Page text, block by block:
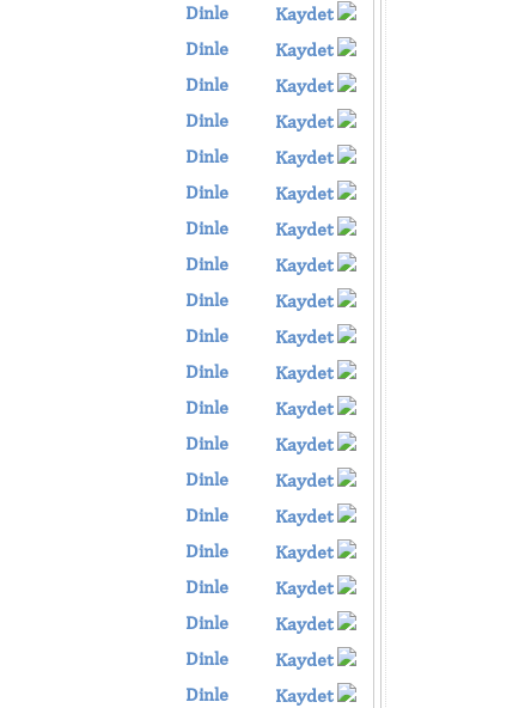
Dinle
Kaydet
Dinle
Kaydet
Dinle
Kaydet
Dinle
Kaydet
Dinle
Kaydet
Dinle
Kaydet
Dinle
Kaydet
Dinle
Kaydet
Dinle
Kaydet
Dinle
Kaydet
Dinle
Kaydet
Dinle
Kaydet
Dinle
Kaydet
Dinle
Kaydet
Dinle
Kaydet
Dinle
Kaydet
Dinle
Kaydet
Dinle
Kaydet
Dinle
Kaydet
Dinle
Kaydet